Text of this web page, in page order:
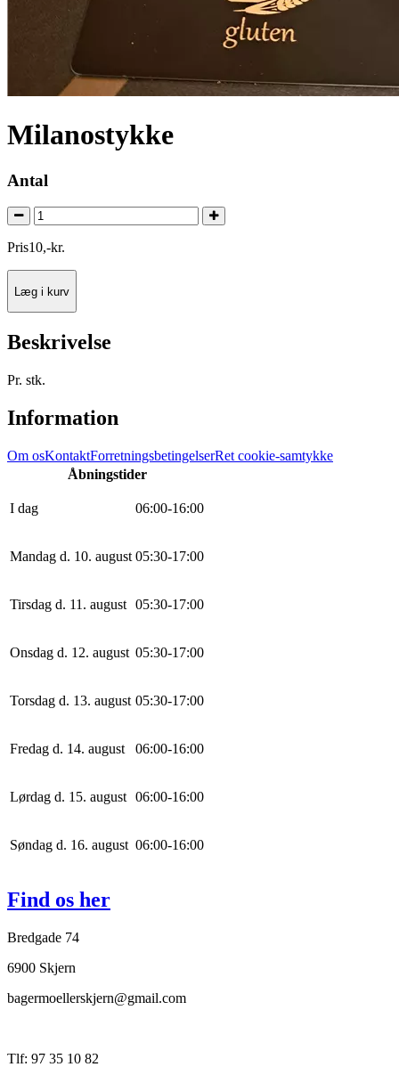
Milanostykke
Antal
Pris10,-kr.
Læg i kurv
Beskrivelse
Pr. stk.
Information
Om osKontaktForretningsbetingelserRet cookie-samtykke
Åbningstider
I dag 06:00-16:00
Mandag d. 10. august 05:30-17:00
Tirsdag d. 11. august 05:30-17:00
Onsdag d. 12. august 05:30-17:00
Torsdag d. 13. august 05:30-17:00
Fredag d. 14. august 06:00-16:00
Lørdag d. 15. august 06:00-16:00
Søndag d. 16. august 06:00-16:00
Find os her
Bredgade 74
6900 Skjern
bagermoellerskjern@gmail.com
Tlf: 97 35 10 82